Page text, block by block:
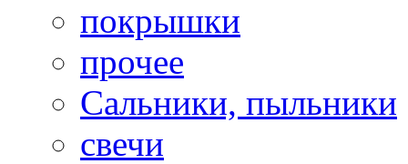
покрышки
прочее
Сальники, пыльники
свечи